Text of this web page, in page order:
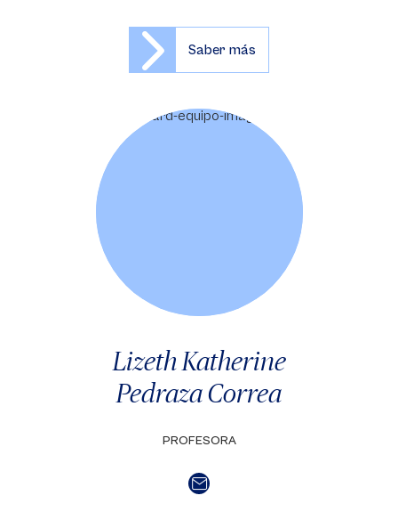
Saber más
Lizeth Katherine
Pedraza Correa
PROFESORA